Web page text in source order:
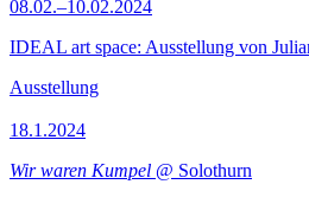
08.02.–10.02.2024
IDEAL art space: Ausstellung von
Ausstellung
18.1.2024
Wir waren Kumpel @ Solothurn